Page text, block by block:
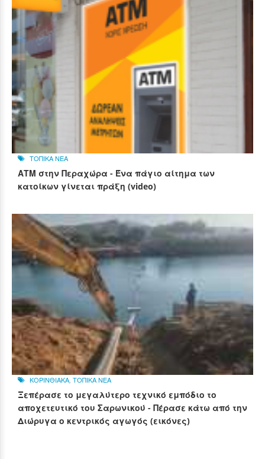
ΤΟΠΙΚΑ ΝΕΑ
ΑΤΜ στην Περαχώρα - Ένα πάγιο αίτημα των
κατοίκων γίνεται πράξη (video)
ΚΟΡΙΝΘΙΑΚΑ ΤΟΠΙΚΑ ΝΕΑ
Ξεπέρασε το μεγαλύτερο τεχνικό εμπόδιο το
αποχετευτικό του Σαρωνικού - Πέρασε κάτω από την
Διώρυγα ο κεντρικός αγωγός (εικόνες)